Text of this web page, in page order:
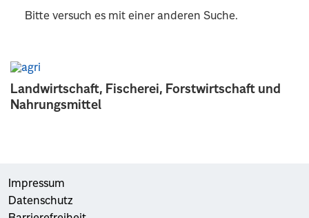
Landwirtschaft, Fischerei, Forstwirtschaft und
Nahrungsmittel
Bitte versuch es mit einer anderen Suche.
Impressum
Datenschutz